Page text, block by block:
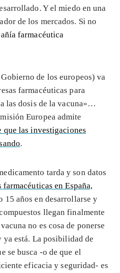
Y el miedo en una
de los mercados. Si no
farmacéutica
de los europeos) va
farmacéuticas para
las dosis de la vacuna»…
Europea admite
que las investigaciones
.
tarda y son datos
farmacéuticas en España,
15 años en desarrollarse y
llegan finalmente
no es cosa de ponerse
ya está. La posibilidad de
se busca -o de que el
eficacia y seguridad- es